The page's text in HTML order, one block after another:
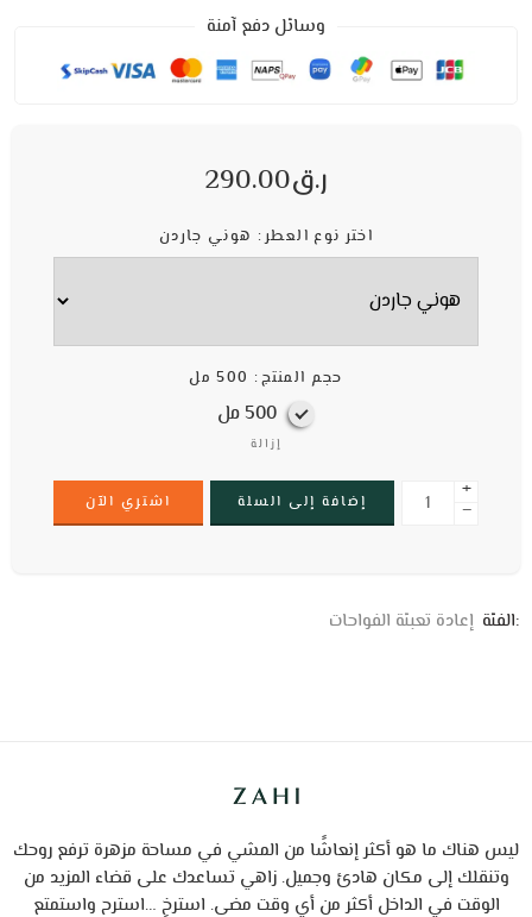
وسائل دفع آمنة
ر.ق290.00
اختر نوع العطر هوني جاردن
حجم المنتج 500 مل
500 مل
إزالة
+
−
إضافة إلى السلة اشتري الآن
:الفئة إعادة تعبئة الفواحات
ليس هناك ما هو أكثر إنعاشًا من المشي في مساحة مزهرة ترفع روحك
وتنقلك إلى مكان هادئ وجميل. زاهي تساعدك على قضاء المزيد من
الوقت في الداخل أكثر من أي وقت مضى. استرخِ …استرح واستمتع